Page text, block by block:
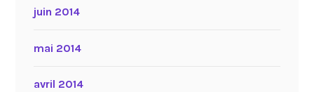
juin 2014
mai 2014
avril 2014